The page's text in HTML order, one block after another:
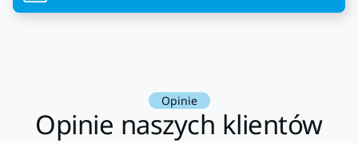
Opinie
Opinie naszych klientów